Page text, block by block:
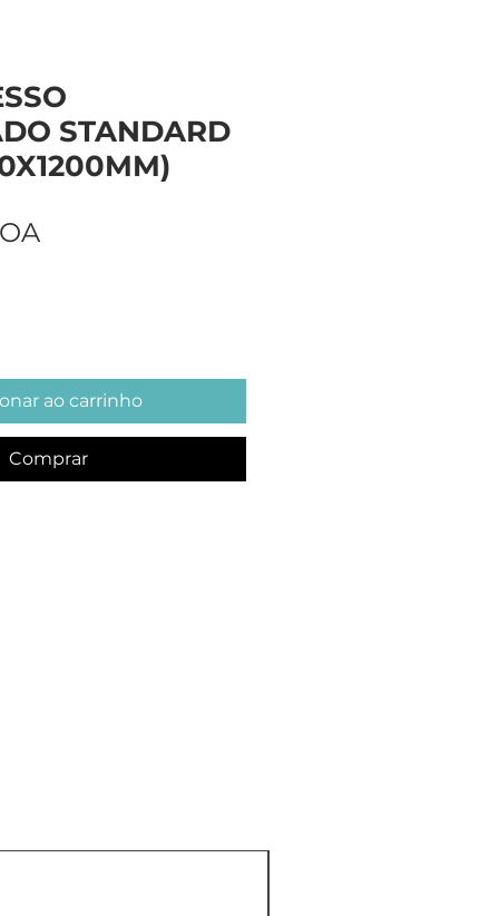
STANDARD
Preço
ao carrinho
Comprar